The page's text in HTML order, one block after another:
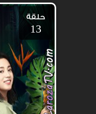
حلقة
13